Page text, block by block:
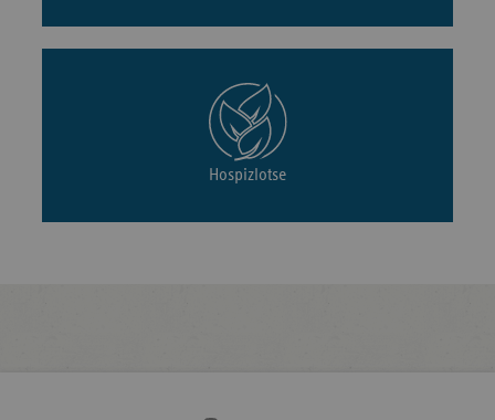
Hospizlotse